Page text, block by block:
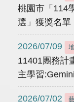
桃園市「114
選」獲獎名單
2026/07/09
11401團務計
主學習
2026/07/02